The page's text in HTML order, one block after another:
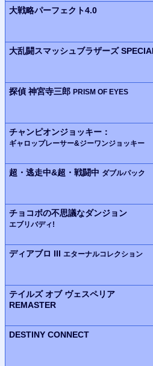
大戦略パーフェクト4.0
大乱闘スマッシュブラザーズ
探偵 神宮寺三郎 PRISM OF EYES
チャンピオンジョッキー：
ギャロップレーサー&ジーワンジョッキー
超・逃走中&超・戦闘中 ダブルパック
チョコボの不思議なダンジョン
エブリバディ!
ディアブロ III エターナルコレクション
テイルズ オブ ヴェスペリア
REMASTER
DESTINY CONNECT